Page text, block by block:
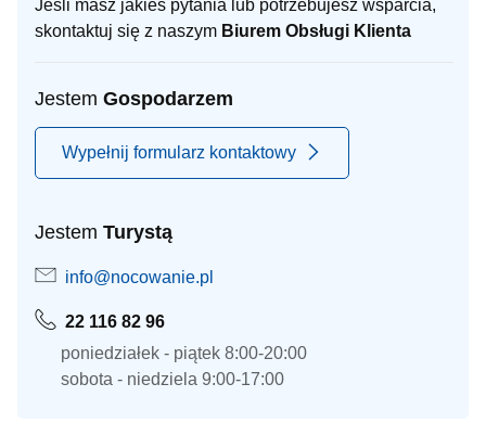
Jeśli masz jakieś pytania lub potrzebujesz wsparcia,
skontaktuj się z naszym Biurem Obsługi Klienta
Jestem Gospodarzem
Wypełnij formularz kontaktowy
Jestem Turystą
info@nocowanie.pl
22 116 82 96
poniedziałek - piątek 8:00-20:00
sobota - niedziela 9:00-17:00